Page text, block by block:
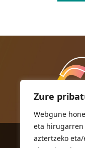
Zure
Webgune
eta hirugarren
aztertzeko